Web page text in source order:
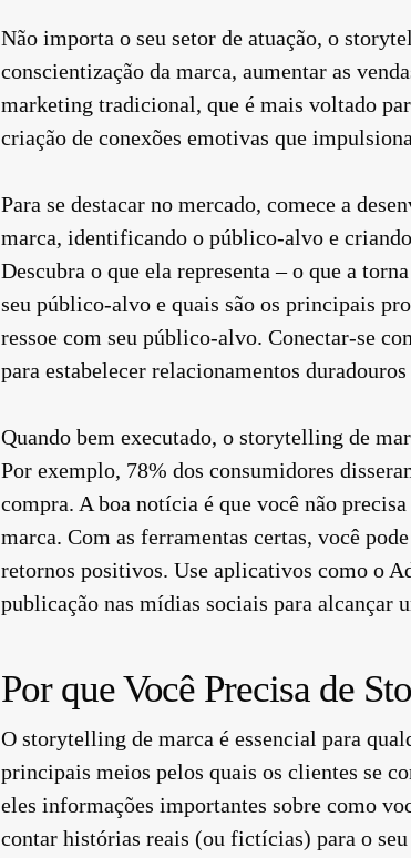
Não importa o seu setor de atuação, o
conscientização da marca, aumentar as
marketing tradicional, que é mais voltado
criação de conexões emotivas que
Para se destacar no mercado, comece a
marca, identificando o público-alvo e
Descubra o que ela representa – o que a
seu público-alvo e quais são os principais
ressoe com seu público-alvo. Conectar-se
para estabelecer relacionamentos
Quando bem executado, o storytelling de
Por exemplo, 78% dos consumidores
compra. A boa notícia é que você não
marca. Com as ferramentas certas, você
retornos positivos. Use aplicativos como o
publicação nas mídias sociais para alcançar
Por que Você Precisa de
O storytelling de marca é essencial para
principais meios pelos quais os clientes se
eles informações importantes sobre como
contar histórias reais (ou fictícias) para o